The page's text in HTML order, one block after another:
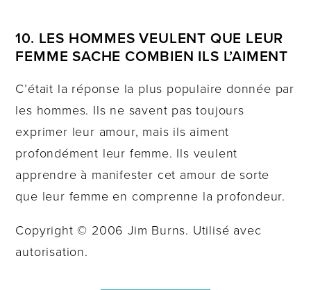
10. LES HOMMES VEULENT QUE LEUR
FEMME SACHE COMBIEN ILS L’AIMENT
C’était la réponse la plus populaire donnée par
les hommes. Ils ne savent pas toujours
exprimer leur amour, mais ils aiment
profondément leur femme. Ils veulent
apprendre à manifester cet amour de sorte
que leur femme en comprenne la profondeur.
Copyright © 2006 Jim Burns. Utilisé avec
autorisation.